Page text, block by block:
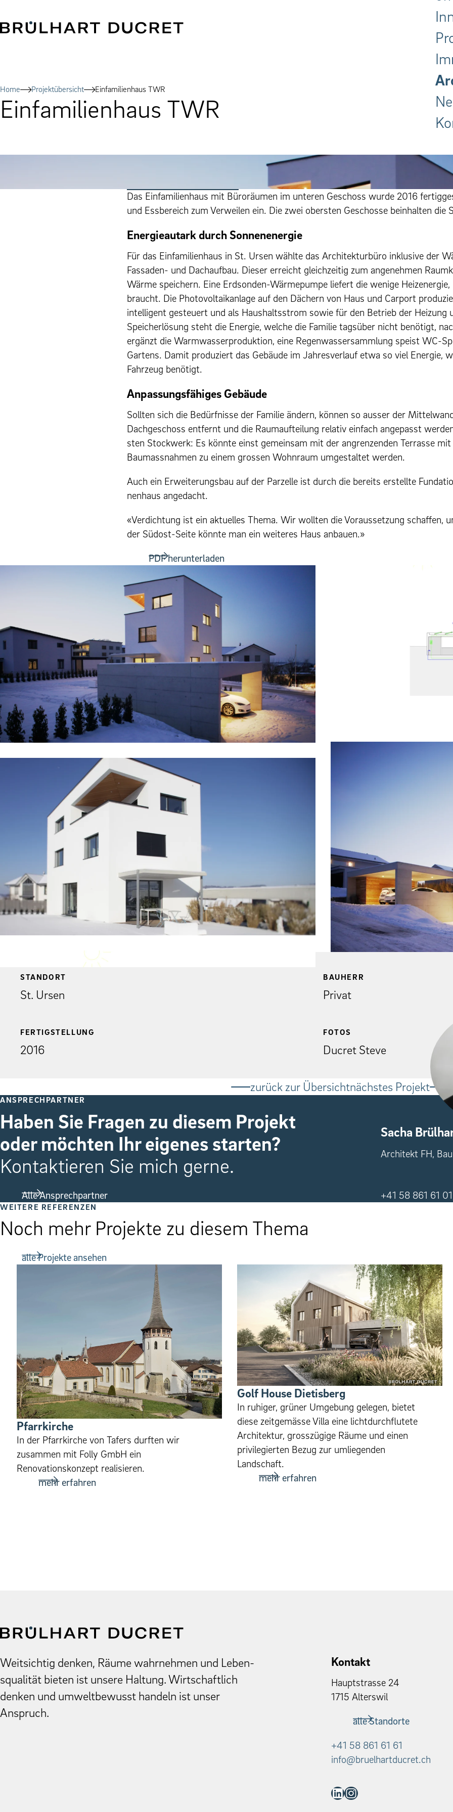
Home Projektübersicht Ein­fam­i­lien­haus TWR
Ein­fam­i­lien­haus TWR
Das Ein­fam­i­lien­haus mit Büroräu­men im unteren Geschoss wurde 2016
und Ess­bere­ich zum Ver­weilen ein. Die zwei ober­sten Geschosse bein­hal­ten die
Energieau­tark durch Sonnenenergie
Für das Ein­fam­i­lien­haus in St. Ursen wählte das Architekturbüro inklu­sive der
Fas­saden- und Dachauf­bau. Dieser erre­icht gle­ichzeit­ig zum angenehmen
Wärme spe­ich­ern. Eine Erdsonden-Wärmepumpe liefert die wenige
braucht. Die Pho­to­voltaikan­lage auf den Dächern von Haus und Car­port
intel­li­gent ges­teuert und als Haushaltsstrom sowie für den Betrieb der Heizung
Speicherlösung ste­ht die Energie, welche die Fam­i­lie tagsüber nicht benötigt,
ergänzt die Warmwasser­pro­duk­tion, eine Regen­wasser­samm­lung speist WC-
Gartens. Damit pro­duziert das Gebäude im Jahresver­lauf etwa so viel Energie,
Fahrzeug benötigt.
Anpassungsfähiges Gebäude
Soll­ten sich die Bedürfnisse der Fam­i­lie ändern, können so auss­er der
Dachgeschoss ent­fer­nt und die Rau­maufteilung rel­a­tiv ein­fach angepasst
sten Stock­w­erk: Es könnte einst gemein­sam mit der angren­zen­den Ter­rasse
Bau­mass­nah­men zu einem grossen Wohn­raum umgestal­tet wer­den.
Auch ein Erweiterungs­bau auf der Parzelle ist durch die bere­its erstellte
nen­haus angedacht.
«Verdich­tung ist ein aktuelles The­ma. Wir woll­ten die Voraus­set­zung schaf­fen,
der Südost-Seite könnte man ein weit­eres Haus anbauen.»
PDF herunterladen
STANDORT
St. Ursen
BAUHERR
Privat
FERTIGSTELLUNG
2016
FOTOS
Ducret Steve
zurück zur Übersichtnächstes Projekt
ANSPRECHPARTNER
Haben Sie Fragen zu diesem Projekt
oder möchten Ihr eigenes starten?
Kontaktieren Sie mich gerne.
Alle Ansprechpartner
Sacha
Architekt FH,
+41 58 861 61 01
WEITERE REFERENZEN
Noch mehr Projekte zu diesem Thema
alle Projekte ansehen
Pfar­rkirche
In der Pfarrkirche von Tafers durften wir
zusammen mit Folly GmbH ein
Renovationskonzept realisieren.
mehr erfahren
Golf House Dietisberg
In ruhiger, grüner Umgebung gelegen, bietet
diese zeitgemässe Villa eine lichtdurchflutete
Architektur, grosszügige Räume und einen
privilegierten Bezug zur umliegenden
Landschaft.
mehr erfahren
Weit­sichtig denken, Räume wahrnehmen und Leben­
squal­ität bieten ist unsere Hal­tung. Wirtschaftlich
denken und umwelt­be­wusst han­deln ist unser
Anspruch.
Kontakt
Haupt­strasse 24
1715 Alter­swil
alle Standorte
+41 58 861 61 61
info@bruelhartducret.ch
LinkedIn Instagram